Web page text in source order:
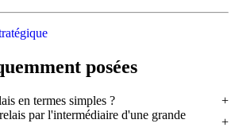
posées
en termes simples ?
par l'intermédiaire d'une grande